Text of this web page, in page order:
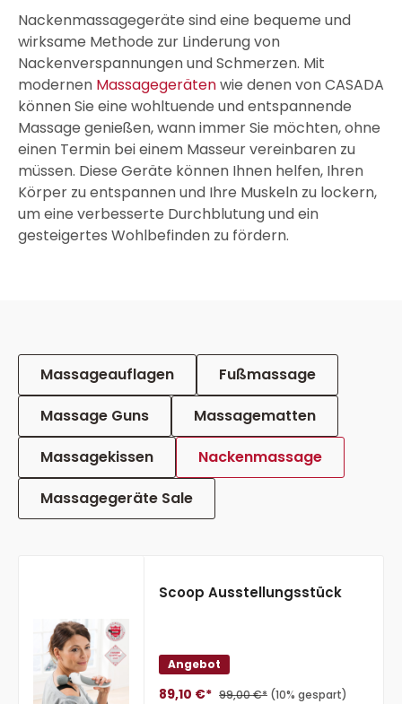
Nackenmassagegeräte sind eine bequeme und
wirksame Methode zur Linderung von
Nackenverspannungen und Schmerzen. Mit
modernen Massagegerätenwie denen von CASADA
können Sie eine wohltuende und entspannende
Massage genießen, wann immer Sie möchten, ohne
einen Termin bei einem Masseur vereinbaren zu
müssen. Diese Geräte können Ihnen helfen, Ihren
Körper zu entspannen und Ihre Muskeln zu lockern,
um eine verbesserte Durchblutung und ein
gesteigertes Wohlbefinden zu fördern.
Massageauflagen
Fußmassage
Massage Guns
Massagematten
Massagekissen
Nackenmassage
Massagegeräte Sale
Scoop Ausstellungsstück
Angebot
89,10 €* 99,00 €* (10% gespart)